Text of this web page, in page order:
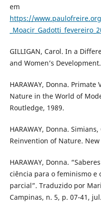
em
https://
GILLIGAN, Carol. In a
and Women’s
HARAWAY, Donna. Primate
Nature in the World of
Routledge, 1989.
HARAWAY, Donna.
Reinvention of Nature.
HARAWAY, Donna.
ciência para o feminismo e
parcial”. Traduzido por
Campinas, n. 5, p. 07-41,